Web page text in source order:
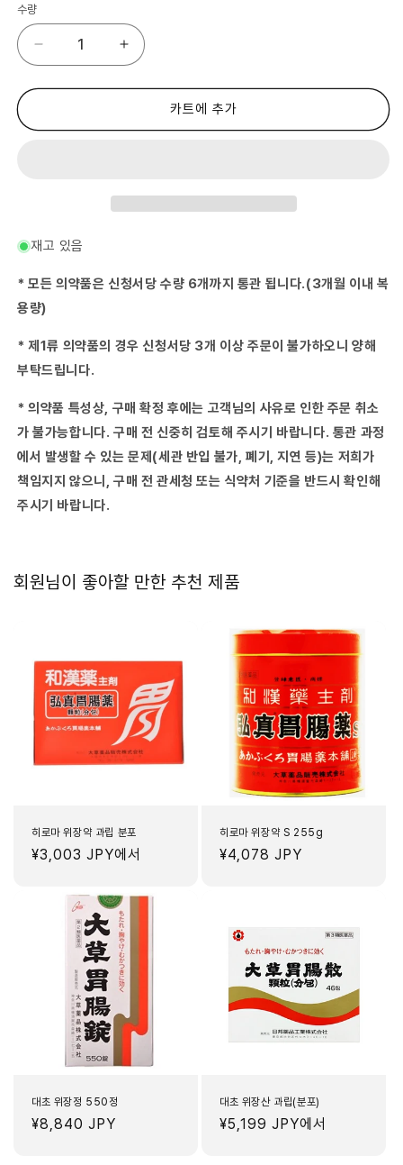
수량
로
마
장
히
로
마
장
카트에 추가
재고 있음
* 모든 의약품은 신청서당 수량 6개까지 통관 됩니다.(3개월 이내 복
용량)
* 제1류 의약품의 경우 신청서당 3개 이상 주문이 불가하오니 양해
부탁드립니다.
* 의약품 특성상, 구매 확정 후에는 고객님의 사유로 인한 주문 취소
가 불가능합니다. 구매 전 신중히 검토해 주시기 바랍니다. 통관 과정
에서 발생할 수 있는 문제(세관 반입 불가, 폐기, 지연 등)는 저희가
책임지지 않으니, 구매 전 관세청 또는 식약처 기준을 반드시 확인해
주시기 바랍니다.
회원님이 좋아할 만한 추천 제품
히로마 위장약 과립 분포
정
¥3,003 JPY에서
히로마 위장약 S 255g
정
¥4,078 JPY
대초 위장정 550정
정
¥8,840 JPY
대초 위장산 과립(분포)
정
¥5,199 JPY에서